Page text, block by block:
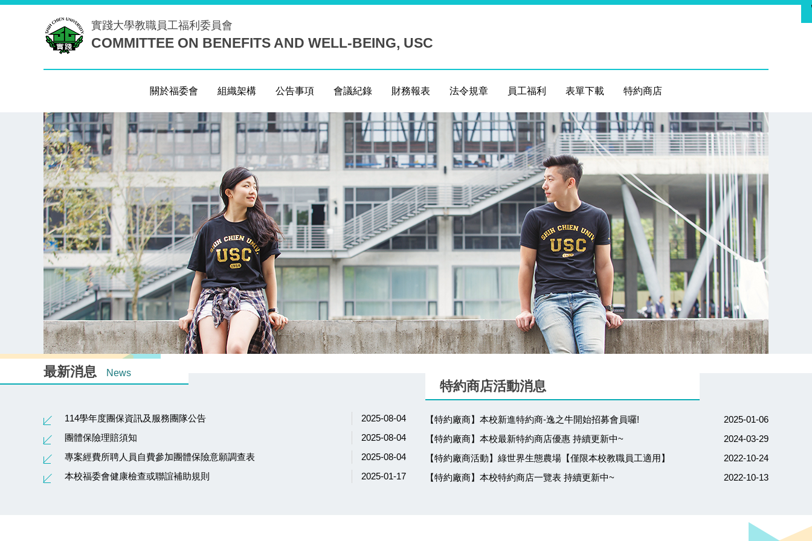
實踐大學教職員工福利委員會
COMMITTEE ON BENEFITS AND WELL-BEING, USC
關於福委會 組織架構 公告事項 會議紀錄 財務報表 法令規章 員工福利 表單下載 特約商店
最新消息 News
114學年度團保資訊及服務團隊公告
2025-08-04
團體保險理賠須知
2025-08-04
專案經費所聘人員自費參加團體保險意願調查表
2025-08-04
本校福委會健康檢查或聯誼補助規則
2025-01-17
特約商店活動消息
【特約廠商】本校新進特約商-逸之牛開始招募會員囉!
2025-01-06
【特約廠商】本校最新特約商店優惠 持續更新中~
2024-03-29
【特約廠商活動】綠世界生態農場【僅限本校教職員工適用】
2022-10-24
【特約廠商】本校特約商店一覽表 持續更新中~
2022-10-13